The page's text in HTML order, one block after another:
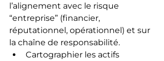
l’alignement avec le risque
“entreprise” (financier,
réputationnel, opérationnel) et sur
la chaîne de responsabilité.
Cartographier les actifs